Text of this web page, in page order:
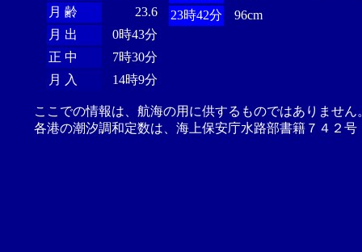
月 齢
23.6
月 出
0時43分
正 中
7時30分
月 入
14時9分
23時42分
96cm
ここでの情報は、航海の用に供するものではありませ
各港の潮汐調和定数は、海上保安庁水路部書籍７４２